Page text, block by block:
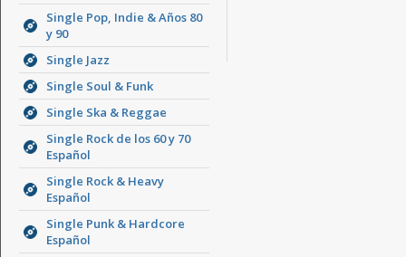
Single Pop, Indie & Años 80
y 90
Single Jazz
Single Soul & Funk
Single Ska & Reggae
Single Rock de los 60 y 70
Español
Single Rock & Heavy
Español
Single Punk & Hardcore
Español